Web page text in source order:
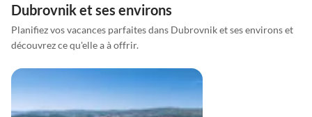
Dubrovnik et ses environs
Planifiez vos vacances parfaites dans Dubrovnik et ses environs et
découvrez ce qu'elle a à offrir.